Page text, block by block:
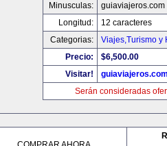
Minusculas:
guiaviajeros.com
Longitud:
12 caracteres
Categorias:
Viajes,Turismo y
Precio:
$6,500.00
Visitar!
Serán consideradas